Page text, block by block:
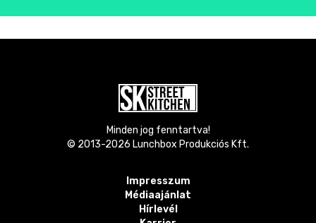
Minden jog fenntartva!
© 2013-2026 Lunchbox Produkciós Kft.
Impresszum
Médiaajánlat
Hírlevél